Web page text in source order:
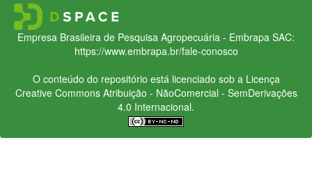
Empresa Brasileira de Pesquisa Agropecuária - Embrapa SAC:
https://www.embrapa.br/fale-conosco
O conteúdo do repositório está licenciado sob a Licença
Creative CommonsAtribuição - NãoComercial - SemDerivações
4.0 Internacional.